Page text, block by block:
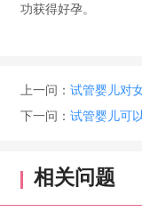
功获得好孕。
上一问： 试管婴儿对
下一问： 试管婴儿可
相关问题